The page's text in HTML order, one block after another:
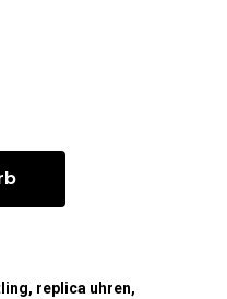
, replica uhren,